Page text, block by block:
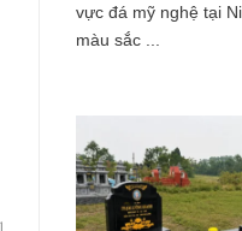
vực đá mỹ nghệ tại
màu sắc ...